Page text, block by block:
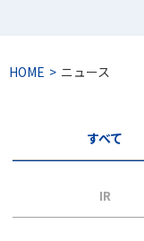
HOME ニュース
すべて
IR